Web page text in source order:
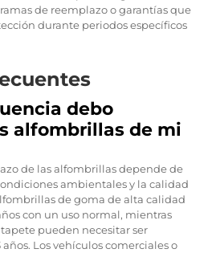
de reemplazo o garantías que
durante periodos específicos
debo
alfombrillas de mi
de las alfombrillas depende de
ambientales y la calidad
de goma de alta calidad
con un uso normal, mientras
pueden necesitar ser
Los vehículos comerciales o